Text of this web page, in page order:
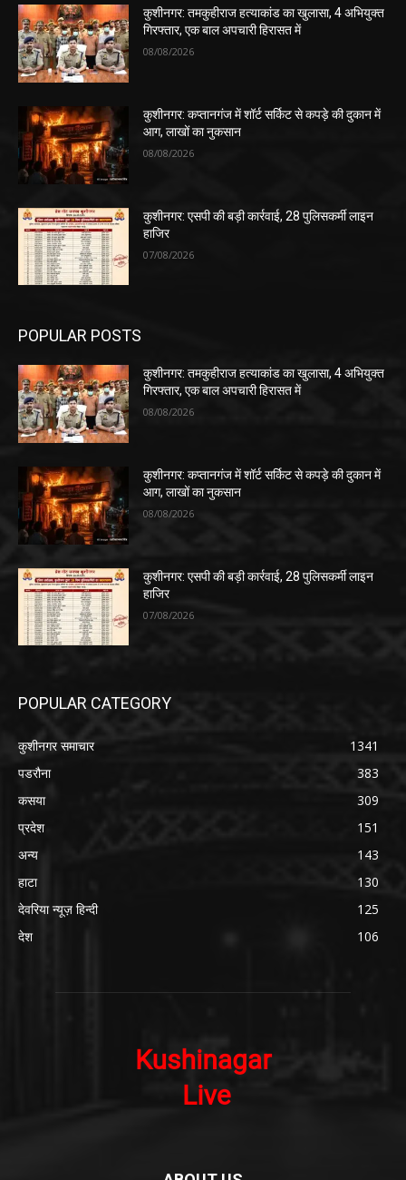
कुशीनगर: तमकुहीराज हत्याकांड का खुलासा, 4 अभियुक्त
गिरफ्तार, एक बाल अपचारी हिरासत में
08/08/2026
कुशीनगर: कप्तानगंज में शॉर्ट सर्किट से कपड़े की दुकान में
आग, लाखों का नुकसान
08/08/2026
कुशीनगर: एसपी की बड़ी कार्रवाई, 28 पुलिसकर्मी लाइन
हाजिर
07/08/2026
POPULAR POSTS
कुशीनगर: तमकुहीराज हत्याकांड का खुलासा, 4 अभियुक्त
गिरफ्तार, एक बाल अपचारी हिरासत में
08/08/2026
कुशीनगर: कप्तानगंज में शॉर्ट सर्किट से कपड़े की दुकान में
आग, लाखों का नुकसान
08/08/2026
कुशीनगर: एसपी की बड़ी कार्रवाई, 28 पुलिसकर्मी लाइन
हाजिर
07/08/2026
POPULAR CATEGORY
कुशीनगर समाचार
1341
पडरौना
383
कसया
309
प्रदेश
151
अन्य
143
हाटा
130
देवरिया न्यूज़ हिन्दी
125
देश
106